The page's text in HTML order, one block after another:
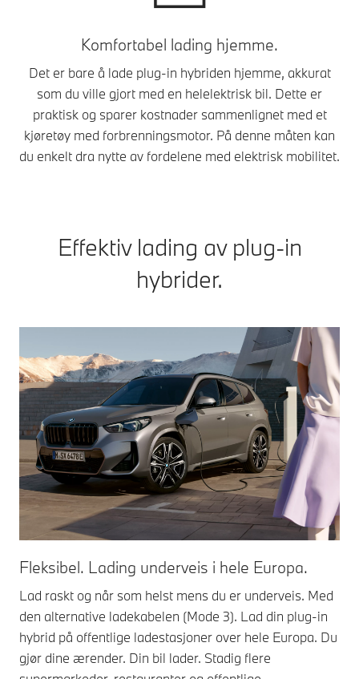
Komfortabel lading hjemme.
Det er bare å lade plug-in hybriden hjemme, akkurat
som du ville gjort med en helelektrisk bil. Dette er
praktisk og sparer kostnader sammenlignet med et
kjøretøy med forbrenningsmotor. På denne måten kan
du enkelt dra nytte av fordelene med elektrisk mobilitet.
Effektiv lading av plug-in
hybrider.
Fleksibel. Lading underveis i hele Europa.
Lad raskt og når som helst mens du er underveis. Med
den alternative ladekabelen (Mode 3). Lad din plug-in
hybrid på offentlige ladestasjoner over hele Europa. Du
gjør dine ærender. Din bil lader. Stadig flere